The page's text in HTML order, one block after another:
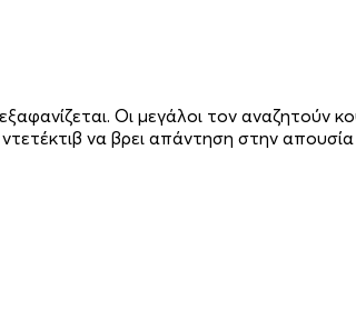
Οι μεγάλοι τον αναζητούν
να βρει απάντηση στην